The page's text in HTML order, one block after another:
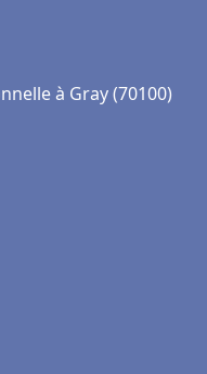
à Gray (70100)